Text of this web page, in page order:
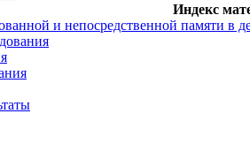
Индекс
и непосредственной памяти в